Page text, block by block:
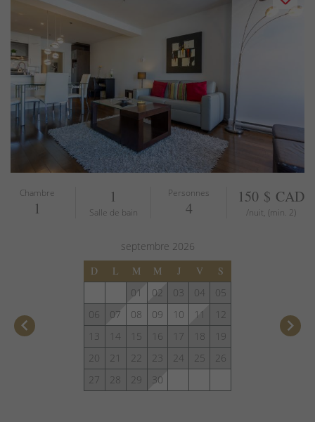
Chambre
1
1
Salle de bain
Personnes
4
150 $ CAD
/nuit, (min. 2)
keyboard_arrow_left
septembre 2026
D
L M M J V
S
01
02 03 04
05
06
07 08 09 10 11
12
13
14 15 16 17 18
19
20
21 22 23 24 25
26
27
28 29 30
keyboard_arrow_right